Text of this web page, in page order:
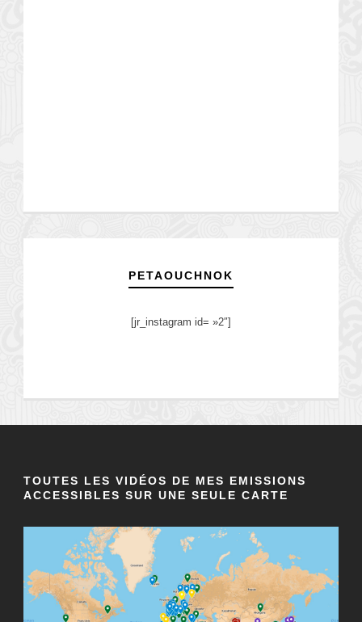
PETAOUCHNOK
[jr_instagram id= »2″]
TOUTES LES VIDÉOS DE MES EMISSIONS
ACCESSIBLES SUR UNE SEULE CARTE